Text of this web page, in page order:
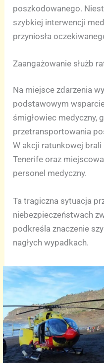
poszkodowanego.
szybkiej interwencji
przyniosła
Zaangażowanie służb
Na miejsce zdarzenia
podstawowym
śmigłowiec medyczny,
przetransportowania
W akcji ratunkowej brali
Tenerife oraz
personel medyczny.
Ta tragiczna sytuacja
niebezpieczeństwach
podkreśla znaczenie
nagłych wypadkach.